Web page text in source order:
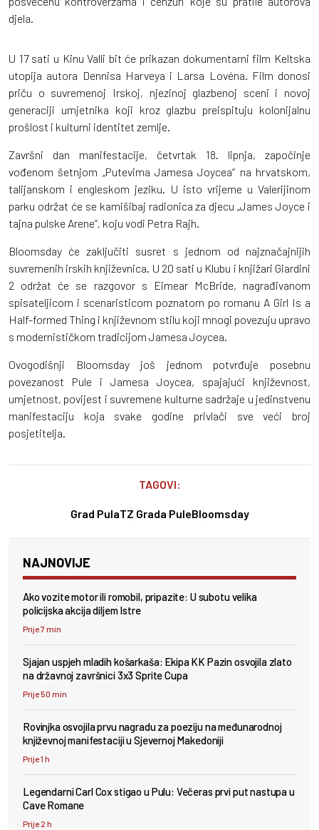
djela.
U 17 sati u Kinu Valli bit će prikazan dokumentarni film Keltska
utopija autora Dennisa Harveya i Larsa Lovéna. Film donosi
priču o suvremenoj Irskoj, njezinoj glazbenoj sceni i novoj
generaciji umjetnika koji kroz glazbu preispituju kolonijalnu
prošlost i kulturni identitet zemlje.
Završni dan manifestacije, četvrtak 18. lipnja, započinje
vođenom šetnjom „Putevima Jamesa Joycea“ na hrvatskom,
talijanskom i engleskom jeziku. U isto vrijeme u Valerijinom
parku održat će se kamišibaj radionica za djecu „James Joyce i
tajna pulske Arene“, koju vodi Petra Rajh.
Bloomsday će zaključiti susret s jednom od najznačajnijih
suvremenih irskih književnica. U 20 sati u Klubu i knjižari Giardini
2 održat će se razgovor s Eimear McBride, nagrađivanom
spisateljicom i scenaristicom poznatom po romanu A Girl Is a
Half-formed Thing i književnom stilu koji mnogi povezuju upravo
s modernističkom tradicijom Jamesa Joycea.
Ovogodišnji Bloomsday još jednom potvrđuje posebnu
povezanost Pule i Jamesa Joycea, spajajući književnost,
umjetnost, povijest i suvremene kulturne sadržaje u jedinstvenu
manifestaciju koja svake godine privlači sve veći broj
posjetitelja.
TAGOVI:
Grad PulaTZ Grada PuleBloomsday
NAJNOVIJE
Ako vozite motor ili romobil, pripazite: U subotu velika
policijska akcija diljem Istre
Prije 7 min
Sjajan uspjeh mladih košarkaša: Ekipa KK Pazin osvojila zlato
na državnoj završnici 3x3 Sprite Cupa
Prije 50 min
Rovinjka osvojila prvu nagradu za poeziju na međunarodnoj
književnoj manifestaciji u Sjevernoj Makedoniji
Prije 1 h
Legendarni Carl Cox stigao u Pulu: Večeras prvi put nastupa u
Cave Romane
Prije 2 h